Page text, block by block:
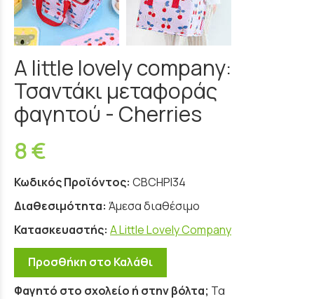
A little lovely company:
Τσαντάκι μεταφοράς
φαγητού - Cherries
8 €
Κωδικός Προϊόντος: CBCHPI34
Διαθεσιμότητα: Άμεσα διαθέσιμο
Κατασκευαστής: A Little Lovely Company
Προσθήκη στο Καλάθι
Φαγητό στο σχολείο ή στην βόλτα; Τα